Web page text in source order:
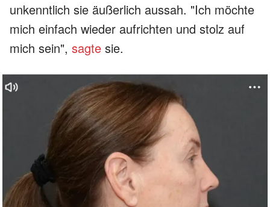
unkenntlich sie äußerlich aussah. "Ich möchte
mich einfach wieder aufrichten und stolz auf
mich sein", sagte sie.